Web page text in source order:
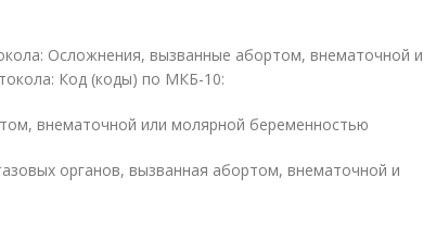
Осложнения, вызванные абортом, внематочной и
Код (коды) по МКБ-10:
внематочной или молярной беременностью
органов, вызванная абортом, внематочной и